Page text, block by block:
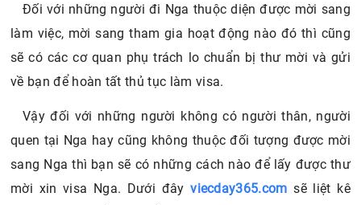
Đối với những người đi Nga thuộc diện được mời sang
làm việc, mời sang tham gia hoạt động nào đó thì cũng
sẽ có các cơ quan phụ trách lo chuẩn bị thư mời và gửi
về bạn để hoàn tất thủ tục làm visa.
Vậy đối với những người không có người thân, người
quen tại Nga hay cũng không thuộc đối tượng được mời
sang Nga thì bạn sẽ có những cách nào để lấy được thư
mời xin visa Nga. Dưới đâyviecday365.com sẽ liệt kê